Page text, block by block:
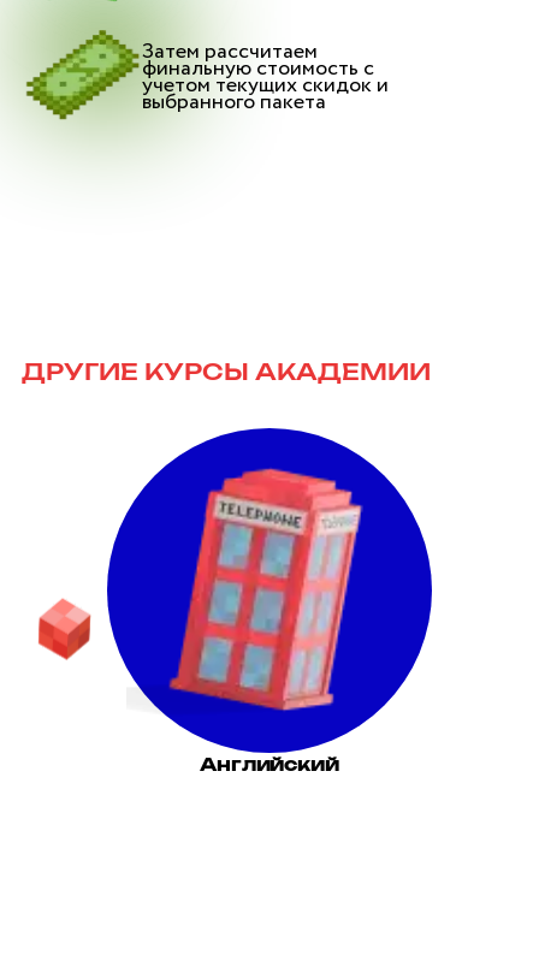
Затем рассчитаем
финальную стоимость с
учетом текущих скидок и
выбранного пакета
ДРУГИЕ КУРСЫ АКАДЕМИИ
Английский